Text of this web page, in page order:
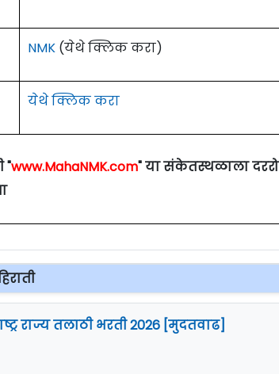
NMK (येथे क्लिक करा)
येथे क्लिक करा
"www.MahaNMK.com" या संकेतस्थळाला
राज्य तलाठी भरती 2026 [मुदतवाढ]